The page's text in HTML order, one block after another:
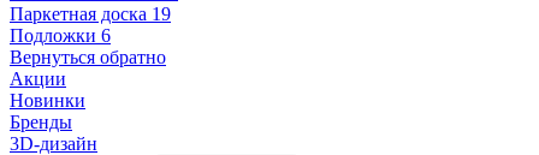
Паркетная доска 19
Подложки 6
Вернуться обратно
Акции
Новинки
Бренды
3D-дизайн